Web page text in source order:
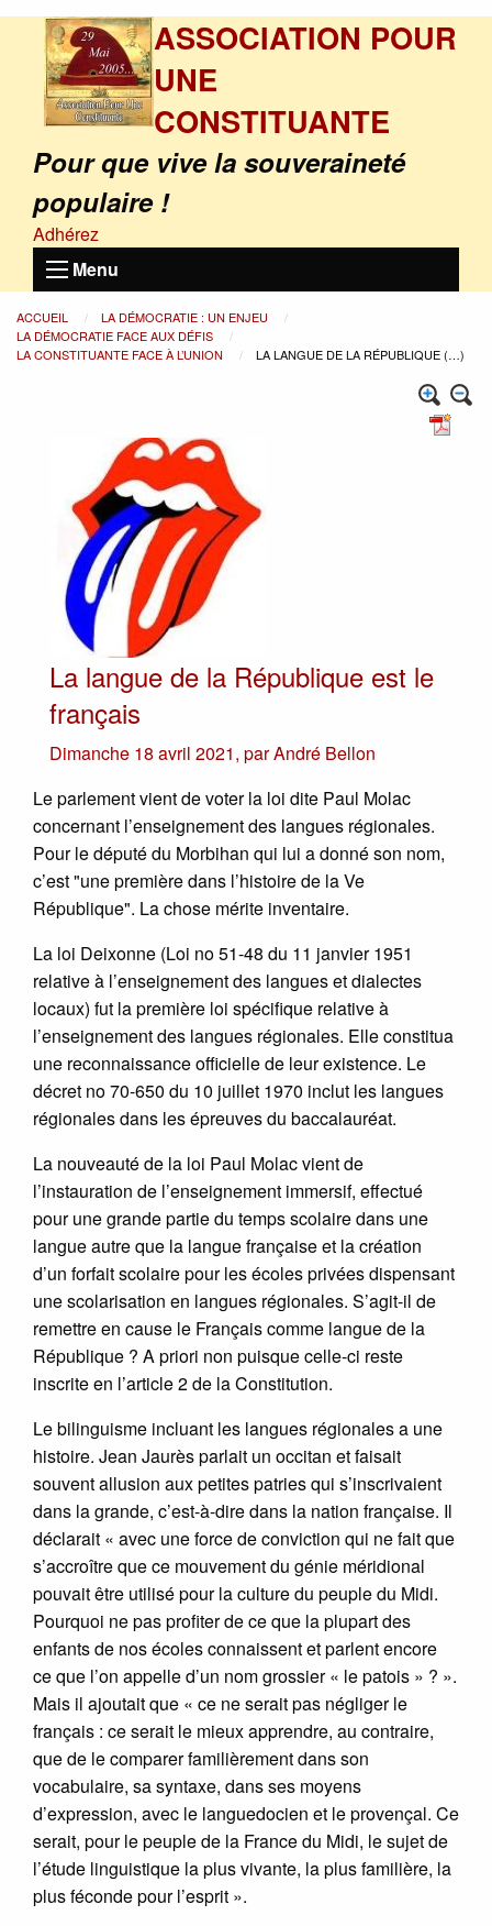
ASSOCIATION POUR
UNE
CONSTITUANTE
Pour que vive la souveraineté
populaire !
Adhérez
Menu
ACCUEIL
LA DÉMOCRATIE : UN ENJEU
LA DÉMOCRATIE FACE AUX DÉFIS
LA CONSTITUANTE FACE À L’UNION
LA LANGUE DE LA RÉPUBLIQUE (…)
La langue de la République est le
français
Dimanche 18 avril 2021, parAndré Bellon
Le parlement vient de voter la loi dite Paul Molac
concernant l’enseignement des langues régionales.
Pour le député du Morbihan qui lui a donné son nom,
c’est "une première dans l’histoire de la Ve
République". La chose mérite inventaire.
La loi Deixonne (Loi no 51-48 du 11 janvier 1951
relative à l’enseignement des langues et dialectes
locaux) fut la première loi spécifique relative à
l’enseignement des langues régionales. Elle constitua
une reconnaissance officielle de leur existence. Le
décret no 70-650 du 10 juillet 1970 inclut les langues
régionales dans les épreuves du baccalauréat.
La nouveauté de la loi Paul Molac vient de
l’instauration de l’enseignement immersif, effectué
pour une grande partie du temps scolaire dans une
langue autre que la langue française et la création
d’un forfait scolaire pour les écoles privées dispensant
une scolarisation en langues régionales. S’agit-il de
remettre en cause le Français comme langue de la
République ? A priori non puisque celle-ci reste
inscrite en l’article 2 de la Constitution.
Le bilinguisme incluant les langues régionales a une
histoire. Jean Jaurès parlait un occitan et faisait
souvent allusion aux petites patries qui s’inscrivaient
dans la grande, c’est-à-dire dans la nation française. Il
déclarait « avec une force de conviction qui ne fait que
s’accroître que ce mouvement du génie méridional
pouvait être utilisé pour la culture du peuple du Midi.
Pourquoi ne pas profiter de ce que la plupart des
enfants de nos écoles connaissent et parlent encore
ce que l’on appelle d’un nom grossier « le patois » ? ».
Mais il ajoutait que « ce ne serait pas négliger le
français : ce serait le mieux apprendre, au contraire,
que de le comparer familièrement dans son
vocabulaire, sa syntaxe, dans ses moyens
d’expression, avec le languedocien et le provençal. Ce
serait, pour le peuple de la France du Midi, le sujet de
l’étude linguistique la plus vivante, la plus familière, la
plus féconde pour l’esprit ».